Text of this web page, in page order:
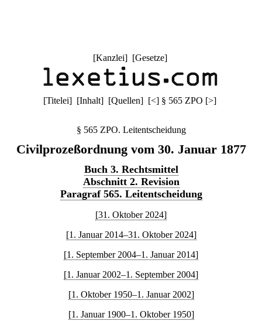
[Kanzlei] [Gesetze]
[Titelei] [Inhalt] [Quellen] [<] § 565 ZPO [>]
§ 565 ZPO. Leitentscheidung
Civilprozeßordnung vom 30. Januar 1877
Buch 3. Rechtsmittel
Abschnitt 2. Revision
Paragraf 565. Leitentscheidung
[31. Oktober 2024]
[1. Januar 2014–31. Oktober 2024]
[1. September 2004–1. Januar 2014]
[1. Januar 2002–1. September 2004]
[1. Oktober 1950–1. Januar 2002]
[1. Januar 1900–1. Oktober 1950]